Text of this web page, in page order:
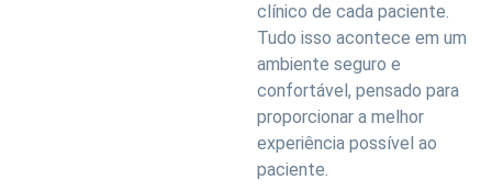
clínico de cada paciente.
Tudo isso acontece em um
ambiente seguro e
confortável, pensado para
proporcionar a melhor
experiência possível ao
paciente.